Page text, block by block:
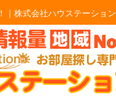
｜株式会社ハウステーション